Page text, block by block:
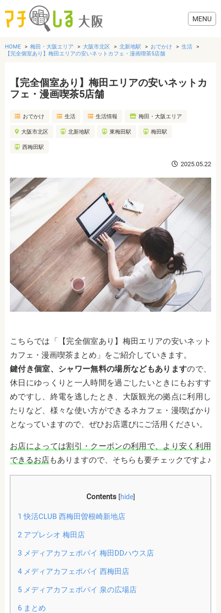
グルメ
歯医者・病院
美容・健康
おでかけ
HOME 梅田・大阪エリア 大阪市北区 北新地駅 おでかけ
生活
【完全個室あり】梅田エリアの安いネットカフェ・漫画喫茶5店舗
【完全個室あり】梅田エリアの安いネットカ
フェ・漫画喫茶5店舗
おでかけ 生活 生活情報 梅田・大阪エリア
大阪市北区 北新地駅 東梅田駅 梅田駅
西梅田駅
2025.05.22
こちらでは「【完全個室あり】梅田エリアの安いネット
カフェ・漫画喫茶まとめ」をご紹介していきます。
鍵付き個室、シャワー無料の場所などもありますので、
休日にゆっくりと一人時間を過ごしたいときにもおすす
めですし、終電を逃したとき、大阪観光の拠点に利用し
たりなど、様々な使い方ができるネカフェ・漫喫ばかり
となっていますので、ぜひお店選びにご活用ください。
お店によっては割引・クーポンの利用で、より安く利用
できるお店もありますので、そちらも要チェックですよ♪
Contents [hide]
1 快活CLUB 西梅田曽根崎新地店
2アプレシオ 梅田店
3メディアカフェポパイ 梅田DDハウス店
4メディアカフェポパイ 西梅田店
5メディアカフェポパイ 泉の広場店
6まとめ